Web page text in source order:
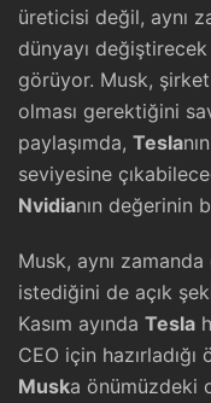
üreticisi değil, aynı
dünyayı
görüyor. Musk,
olması gerektiğini
paylaşımda, Tesla
seviyesine
Nvidianın değerinin
Musk, aynı
istediğini de açık
Kasım ayında Tesla
CEO için
Muska önümüzdeki